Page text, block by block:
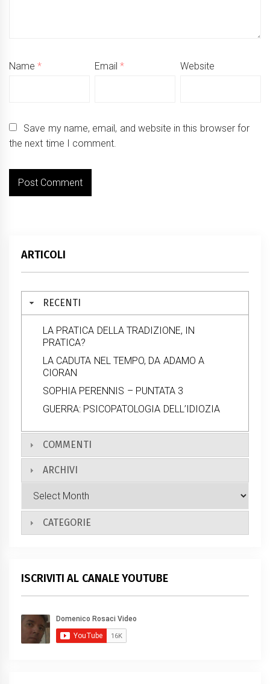
Name* Email* Website
Save my name, email, and website in this browser for
the next time I comment.
ARTICOLI
RECENTI
LA PRATICA DELLA TRADIZIONE, IN
PRATICA?
LA CADUTA NEL TEMPO, DA ADAMO A
CIORAN
SOPHIA PERENNIS – PUNTATA 3
GUERRA: PSICOPATOLOGIA DELL’IDIOZIA
COMMENTI
ARCHIVI
CATEGORIE
ISCRIVITI AL CANALE YOUTUBE